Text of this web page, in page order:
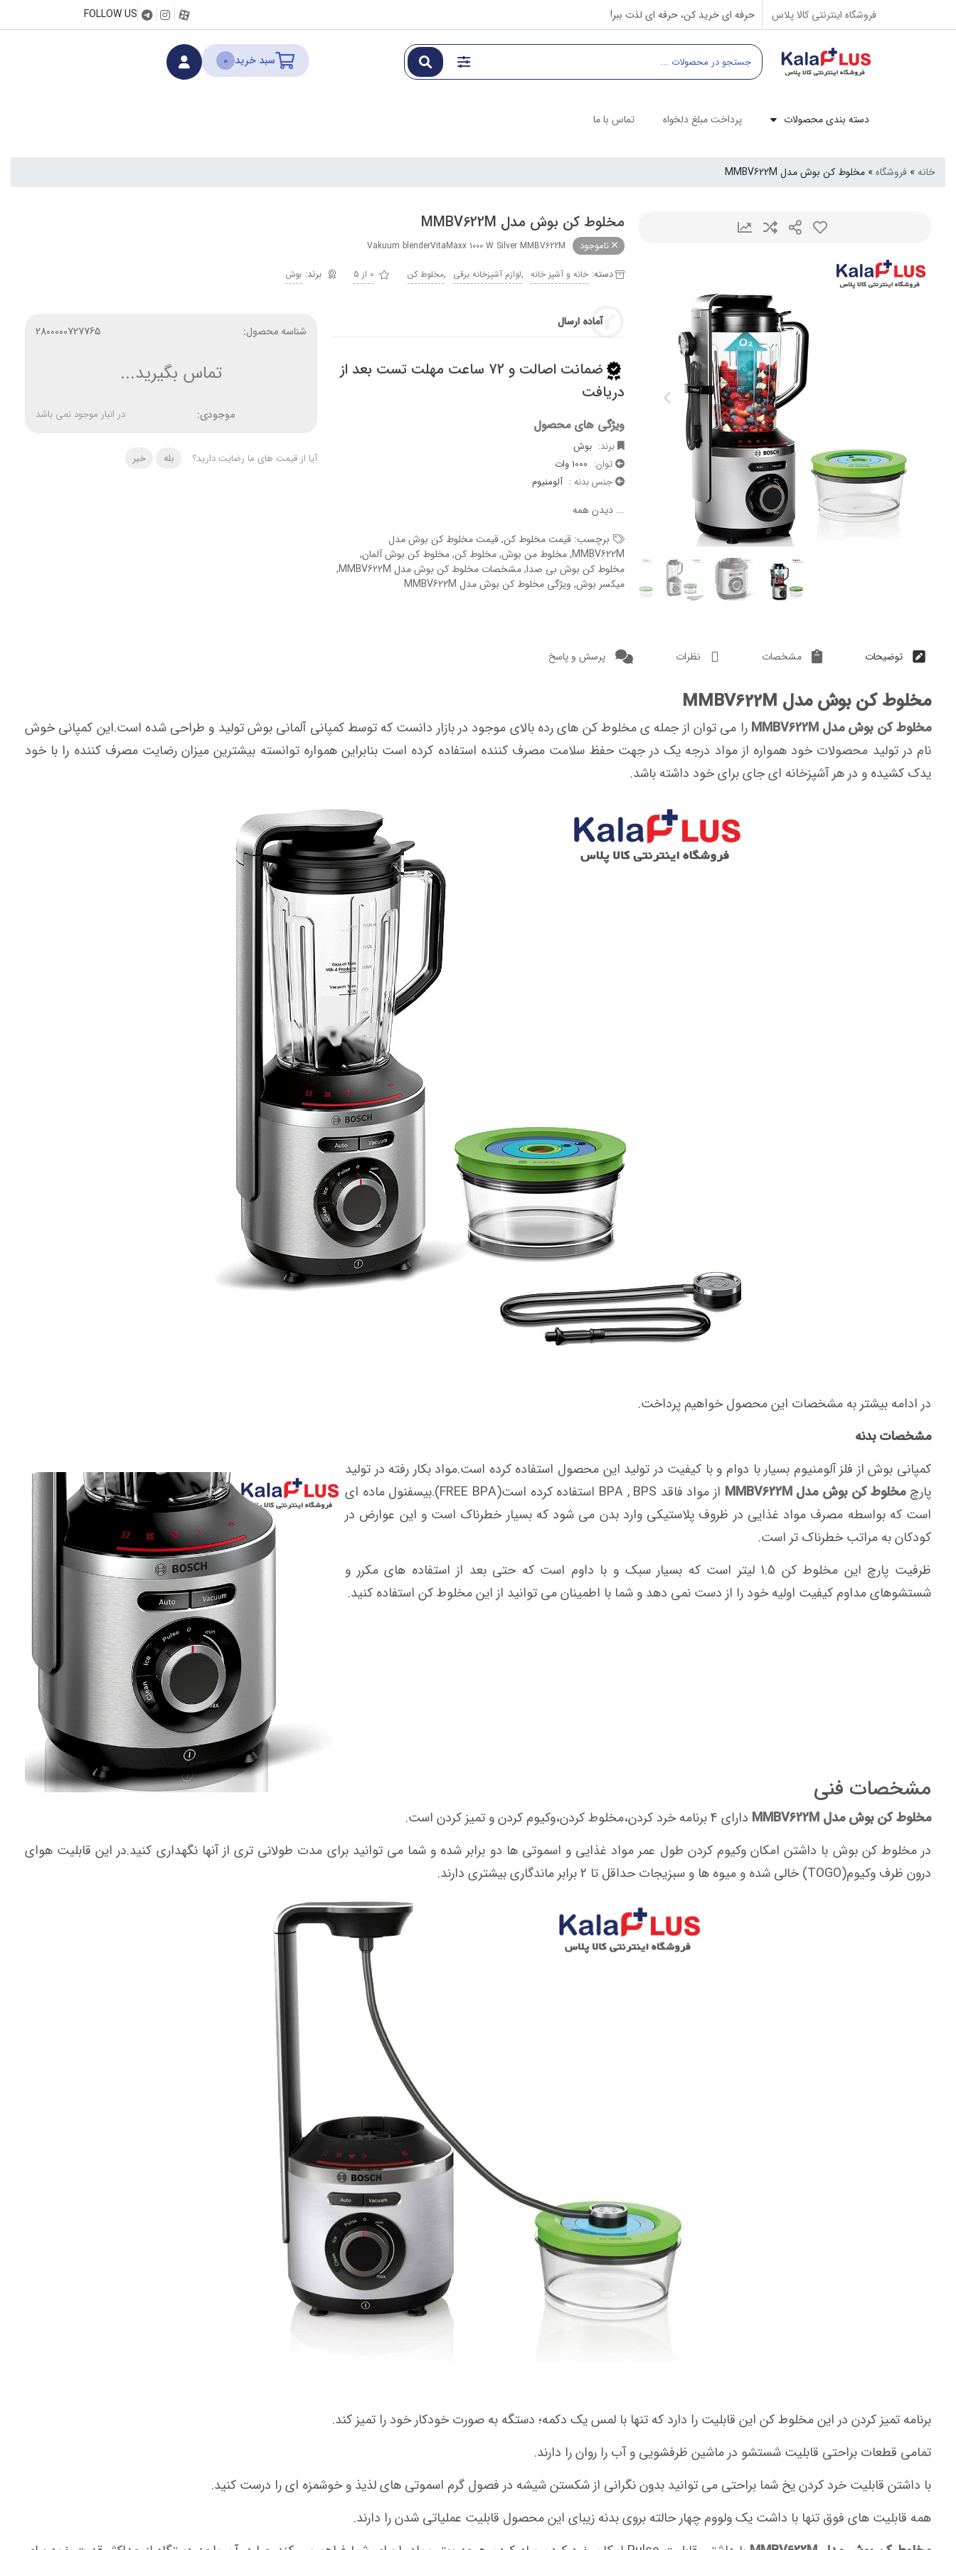
فروشگاه اینترنتی کالا پلاس حرفه ای خرید کن، حرفه ای لذت ببر! FOLLOW US
سبد خرید 0
دسته بندی محصولات پرداخت مبلغ دلخواه تماس با ما
خانه» فروشگاه» مخلوط کن بوش مدل MMBV622M
مخلوط کن بوش مدل MMBV622M
ناموجود Vakuum blenderVitaMaxx 1000 W Silver MMBV622M
دسته: خانه و آشپز خانه ,لوازم آشپزخانه برقی ,مخلوط کن 0 از 5 بوش
آماده ارسال
ضمانت اصالت و 72 ساعت مهلت تست بعد از
دریافت
ویژگی های محصول
برند: بوش
توان:
جنس بدنه : آلومنیوم
...دیدن همه
برچسب:قیمت مخلوط کن,قیمت مخلوط کن بوش مدل
MMBV622M
,مخلوط من بوش,مخلوط کن,مخلوط کن بوش آلمان,
مخلوط کن بوش بی صدا,مشخصات مخلوط کن بوش مدل MMBV622M
,
میکسر بوش, ویژگی مخلوط کن بوش مدل MMBV622M
شناسه محصول: 2800000727765
تماس بگیرید...
موجودی: در انبار موجود نمی باشد
آیا از قیمت های ما رضایت دارید؟ بله خیر
توضیحات مشخصات نظرات پرسش و پاسخ
مخلوط کن بوش مدل MMBV622M
مخلوط کن بوش مدل MMBV622M
را می توان از جمله ی مخلوط کن های رده بالای موجود در بازار دانست که توسط کمپانی آلمانی بوش تولید و طراحی شده است.این کمپانی خوش
نام در تولید محصولات خود همواره از مواد درجه یک در جهت حفظ سلامت مصرف کننده استفاده کرده است بنابراین همواره توانسته بیشترین میزان رضایت مصرف کننده را با خود
یدک کشیده و در هر آشپزخانه ای جای برای خود داشته باشد.
در ادامه بیشتر به مشخصات این محصول خواهیم پرداخت.
مشخصات بدنه
کمپانی بوش از فلز آلومنیوم بسیار با دوام و با کیفیت در تولید این محصول استفاده کرده است.مواد بکار رفته در تولید
پارچمخلوط کن بوش مدل MMBV622M
از مواد فاقد BPA , BPS استفاده کرده است(FREE BPA).بیسفنول ماده ای
است که بواسطه مصرف مواد غذایی در ظروف پلاستیکی وارد بدن می شود که بسیار خطرناک است و این عوارض در
کودکان به مراتب خطرناک تر است.
ظرفیت پارچ این مخلوط کن 1.5 لیتر است که بسیار سبک و با داوم است که حتی بعد از استفاده های مکرر و
شستشوهای مداوم کیفیت اولیه خود را از دست نمی دهد و شما با اطمینان می توانید از این مخلوط کن استفاده کنید.
مشخصات فنی
مخلوط کن بوش مدل MMBV622M
دارای 4 برنامه خرد کردن،مخلوط کردن،وکیوم کردن و تمیز کردن است.
در مخلوط کن بوش با داشتن امکان وکیوم کردن طول عمر مواد غذایی و اسموتی ها دو برابر شده و شما می توانید برای مدت طولانی تری از آنها نگهداری کنید.در این قابلیت هوای
درون ظرف وکیوم(TOGO) خالی شده و میوه ها و سبزیجات حداقل تا 2 برابر ماندگاری بیشتری دارند.
برنامه تمیز کردن در این مخلوط کن این قابلیت را دارد که تنها با لمس یک دکمه؛ دستگه به صورت خودکار خود را تمیز کند.
تمامی قطعات براحتی قابلیت شستشو در ماشین ظرفشویی و آب را روان را دارند.
با داشتن قابلیت خرد کردن یخ شما براحتی می توانید بدون نگرانی از شکستن شیشه در فصول گرم اسموتی های لذیذ و خوشمزه ای را درست کنید.
همه قابلیت های فوق تنها با داشت یک ولووم چهار حالته بروی بدنه زیبای این محصول قابلیت عملیاتی شدن را دارند.